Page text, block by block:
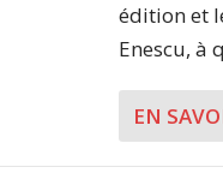
édition et
Enescu, à
EN